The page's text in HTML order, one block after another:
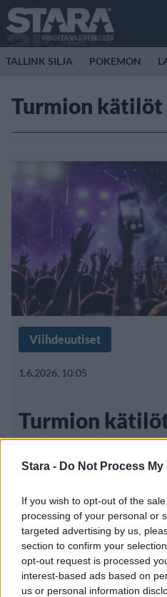
Stara - Do Not Process
If you wish to opt-out of the
processing of your personal or
targeted advertising by us,
section to confirm your
opt-out request is processed
interest-based ads based on
us or personal information
TALLINK SILJA POKEMON
Turmion kätilöt
Viihdeuutiset
1.6.2026, 10:05
Turmion
suurimmalle
Suomalainen industrial
Kätilöt esiintyy